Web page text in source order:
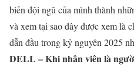
biến đội ngũ của mình thành
và xem tại sao đây được xem là
dẫn đầu trong kỷ nguyên 2025
DELL – Khi nhân viên là